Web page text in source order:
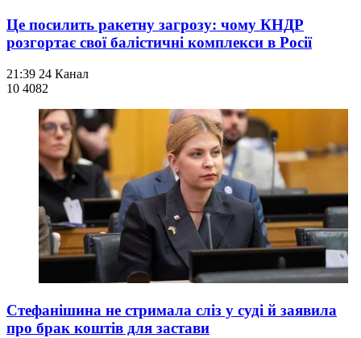
Це посилить ракетну загрозу: чому КНДР
розгортає свої балістичні комплекси в Росії
21:39 24 Канал
10 4082
Стефанішина не стримала сліз у суді й заявила
про брак коштів для застави